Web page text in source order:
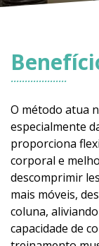
O método atua
especialmente
proporciona
corporal e
descomprimir
mais móveis,
coluna,
capacidade de